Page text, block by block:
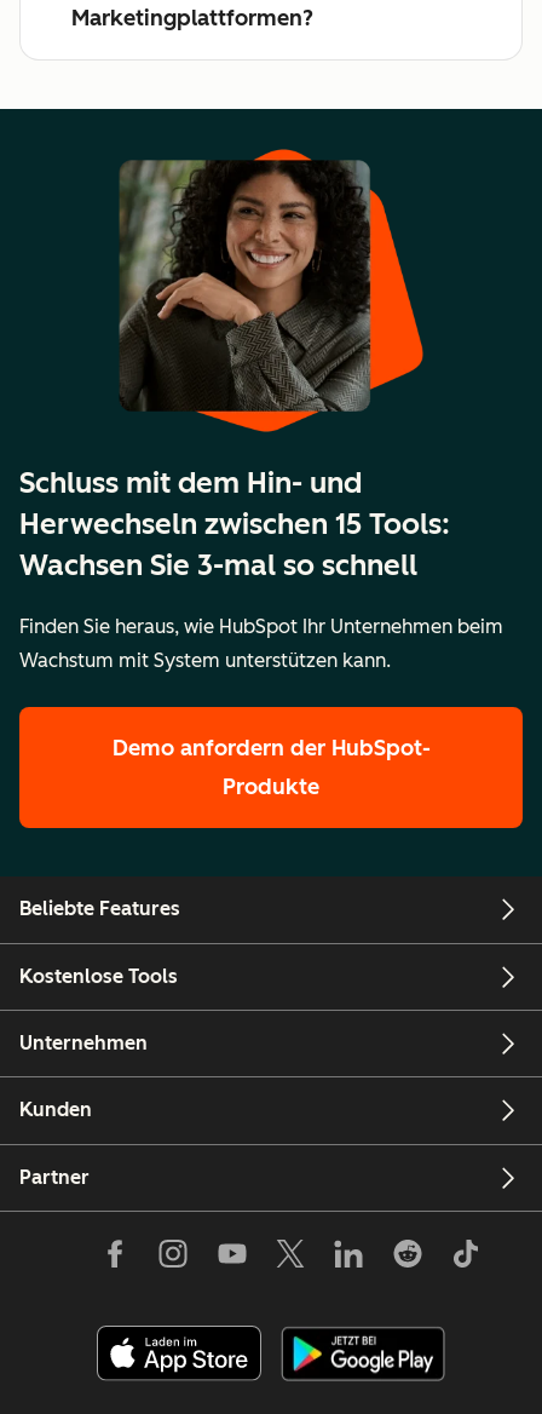
Marketingplattformen?
Schluss mit dem Hin- und
Herwechseln zwischen 15 Tools:
Wachsen Sie 3-mal so schnell
Finden Sie heraus, wie HubSpot Ihr Unternehmen beim
Wachstum mit System unterstützen kann.
Demo anfordern der HubSpot-
Produkte
Beliebte Features
Kostenlose Tools
Unternehmen
Kunden
Partner